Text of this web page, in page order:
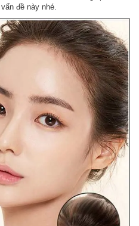
đề này nhé.